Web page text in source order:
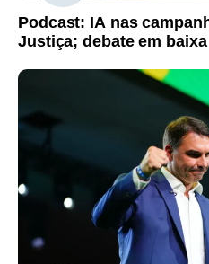
Podcast: IA nas
Justiça; debate em baixa